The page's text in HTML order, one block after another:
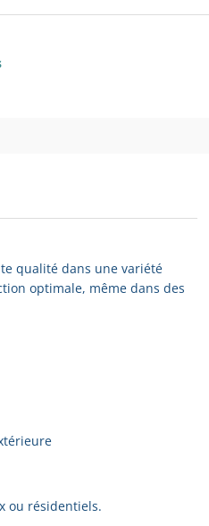
qualité dans une variété
optimale, même dans des
ou résidentiels.